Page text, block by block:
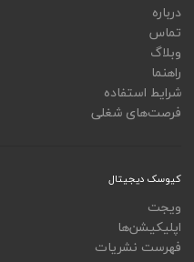
درباره
تماس
وبلاگ
راهنما
شرایط استفاده
فرصت‌های شغلی
کیوسک دیجیتال
ویجت
اپلیکیشن‌ها
فهرست نشریات